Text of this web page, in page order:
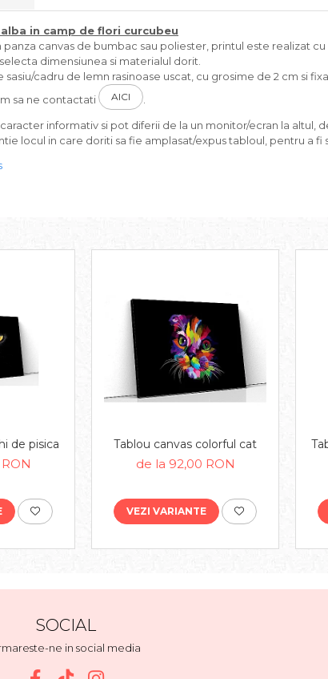
in camp de flori curcubeu
canvas de bumbac sau poliester, printul este realizat
dimensiunea si materialul dorit.
sasiu/cadru de lemn rasinoase uscat, cu grosime de 2 cm si
sa ne contactati
AICI
.
informativ si pot diferii de la un monitor/ecran la altul,
locul in care doriti sa fie amplasat/expus tabloul, pentru a
de pisica Tablou canvas colorful cat
de la 92,00 RON
VEZI VARIANTE
SOCIAL
ne in social media